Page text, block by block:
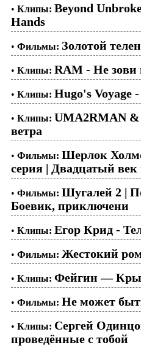
• Клипы: Beyond
Hands
• Фильмы: Золотой
• Клипы: RAM - Не зови
• Клипы: Hugo's Voyage
• Клипы: UMA2RMAN
ветра
• Фильмы: Шерлок
серия | Двадцатый
• Фильмы: Шугалей 2 |
Боевик, приключени
• Клипы: Егор Крид -
• Фильмы: Жестокий
• Клипы: Фейгин —
• Фильмы: Не может
• Клипы: Сергей
проведённые с тобой